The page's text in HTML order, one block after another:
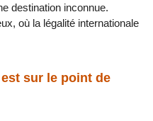
destination inconnue.
où la légalité internationale
est sur le point de